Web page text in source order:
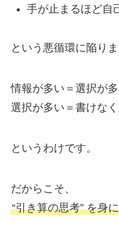
手が止まるほど自
という悪循環に陥りま
情報が多い＝選択が
選択が多い＝書けな
というわけです。
だからこそ、
“引き算の思考” を身